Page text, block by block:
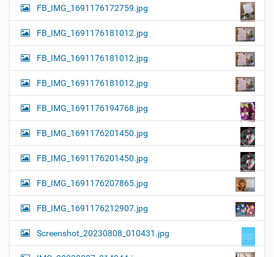
FB_IMG_1691176172759.jpg
FB_IMG_1691176181012.jpg
FB_IMG_1691176181012.jpg
FB_IMG_1691176181012.jpg
FB_IMG_1691176194768.jpg
FB_IMG_1691176201450.jpg
FB_IMG_1691176201450.jpg
FB_IMG_1691176207865.jpg
FB_IMG_1691176212907.jpg
Screenshot_20230808_010431.jpg